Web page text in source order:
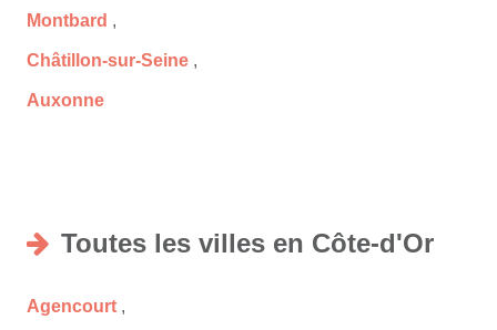
Montbard ,
Châtillon-sur-Seine ,
Auxonne
Toutes les villes en Côte-d'Or
Agencourt ,